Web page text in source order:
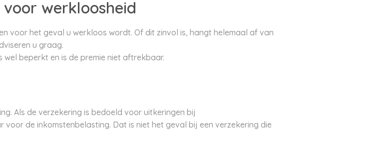
werkloosheid
voor het geval u werkloos wordt. Of dit zinvol is, hangt helemaal af van
u graag.
beperkt en is de premie niet aftrekbaar.
Als de verzekering is bedoeld voor uitkeringen bij
de inkomstenbelasting. Dat is niet het geval bij een verzekering die